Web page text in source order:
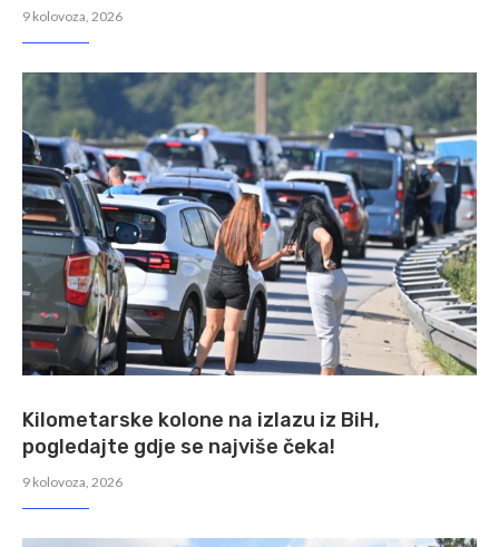
9 kolovoza, 2026
Kilometarske kolone na izlazu iz BiH,
pogledajte gdje se najviše čeka!
9 kolovoza, 2026